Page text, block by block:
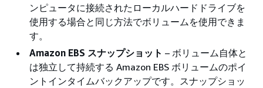
ンピュータに接続されたローカルハードドライブを
使用する場合と同じ方法でボリュームを使用できま
す。
Amazon EBS スナップショット – ボリューム自体と
は独立して持続する Amazon EBS ボリュームのポイ
ントインタイムバックアップです。スナップショッ